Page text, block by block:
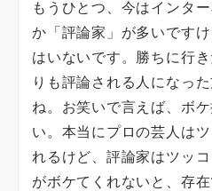
もうひとつ、今はインタ
か「評論家」が多いです
はいないです。勝ちに行
りも評論される人になっ
ね。お笑いで言えば、ボ
い。本当にプロの芸人は
れるけど、評論家はツッ
がボケてくれないと、存